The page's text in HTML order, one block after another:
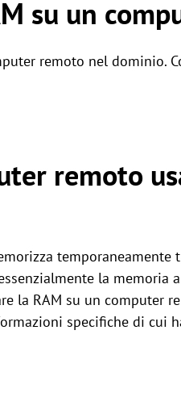
su un
remoto nel dominio.
remoto
la memoria
la RAM su un computer
specifiche di cui